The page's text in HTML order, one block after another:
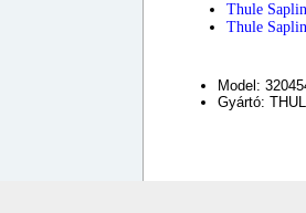
Thule
Thule
Model:
Gyártó: